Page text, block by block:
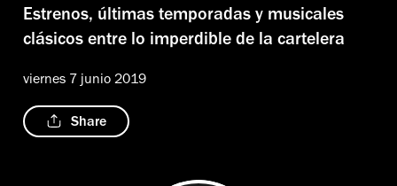
Estrenos, últimas temporadas y musicales
clásicos entre lo imperdible de la cartelera
viernes 7 junio 2019
Share